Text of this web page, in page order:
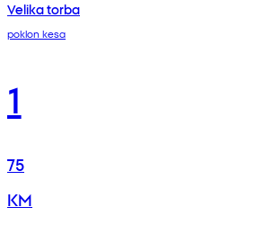
Velika torba
poklon kesa
1
75
KM